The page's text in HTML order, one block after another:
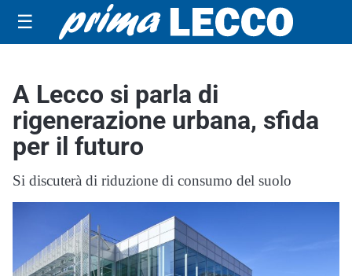
☰
A Lecco si parla di
rigenerazione urbana, sfida
per il futuro
Si discuterà di riduzione di consumo del suolo